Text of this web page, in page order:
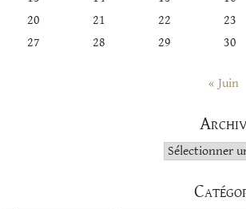
20
21 22 23
27
28 29 30
« Juin
Archives